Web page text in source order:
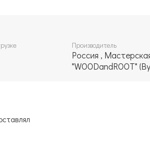
Производитель
Россия ,
"WOODandROOT"